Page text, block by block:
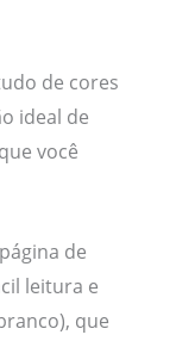
de cores
ideal de
você
de
leitura e
que